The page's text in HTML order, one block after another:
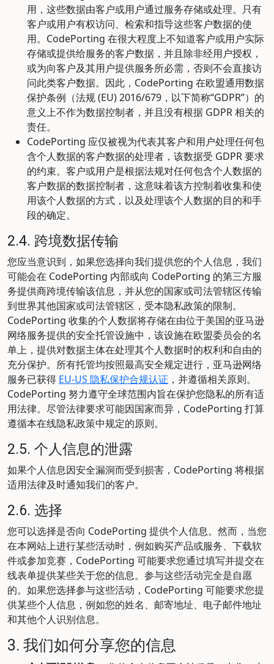
用，这些数据由客户或用户通过服务存储或处理。只有
客户或用户有权访问、检索和指导这些客户数据的使
用。CodePorting 在很大程度上不知道客户或用户实际
存储或提供给服务的客户数据，并且除非经用户授权，
或为向客户及其用户提供服务所必需，否则不会直接访
问此类客户数据。因此，CodePorting 在欧盟通用数据
保护条例（法规 (EU) 2016/679，以下简称“GDPR”）的
意义上不作为数据控制者，并且没有根据 GDPR 相关的
责任。
CodePorting 应仅被视为代表其客户和用户处理任何包
含个人数据的客户数据的处理者，该数据受 GDPR 要求
的约束。客户或用户是根据法规对任何包含个人数据的
客户数据的数据控制者，这意味着该方控制着收集和使
用该个人数据的方式，以及处理该个人数据的目的和手
段的确定。
2.4. 跨境数据传输
您应当意识到，如果您选择向我们提供您的个人信息，我们
可能会在 CodePorting 内部或向 CodePorting 的第三方服
务提供商跨境传输该信息，并从您的国家或司法管辖区传输
到世界其他国家或司法管辖区，受本隐私政策的限制。
CodePorting 收集的个人数据将存储在由位于美国的亚马逊
网络服务提供的安全托管设施中，该设施在欧盟委员会的名
单上，提供对数据主体在处理其个人数据时的权利和自由的
充分保护。所有托管均按照最高安全规定进行，亚马逊网络
服务已获得 EU-US 隐私保护合规认证 ，并遵循相关原则。
CodePorting 努力遵守全球范围内旨在保护您隐私的所有适
用法律。尽管法律要求可能因国家而异，CodePorting 打算
遵循本在线隐私政策中规定的原则。
2.5. 个人信息的泄露
如果个人信息因安全漏洞而受到损害，CodePorting 将根据
适用法律及时通知我们的客户。
2.6. 选择
您可以选择是否向 CodePorting 提供个人信息。然而，当您
在本网站上进行某些活动时，例如购买产品或服务、下载软
件或参加竞赛，CodePorting 可能要求您通过填写并提交在
线表单提供某些关于您的信息。参与这些活动完全是自愿
的。如果您选择参与这些活动，CodePorting 可能要求您提
供某些个人信息，例如您的姓名、邮寄地址、电子邮件地址
和其他个人识别信息。
3. 我们如何分享您的信息